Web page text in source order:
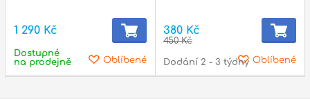
1 290 Kč
Oblíbené
Dostupné
na prodejně
380 Kč
450 Kč
Oblíbené
Dodání 2 - 3 týdny